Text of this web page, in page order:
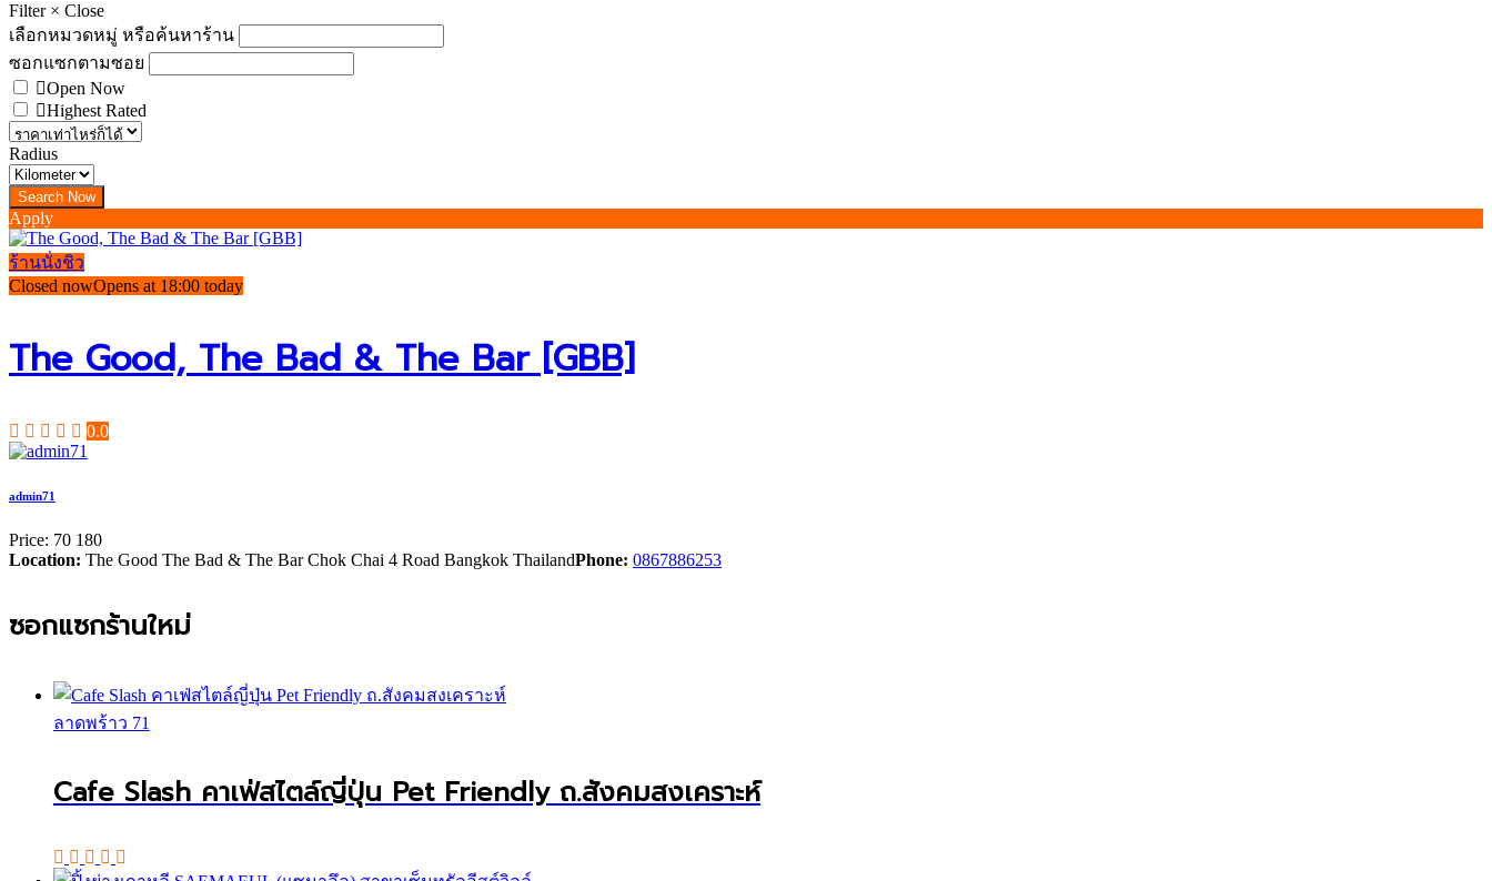
Filter × Close
เลือกหมวดหมู่ หรือค้นหาร้าน
ซอกแซกตามซอย
Open Now
Highest Rated
Radius
Apply
ร้านนั่งชิว
Closed nowOpens at 18:00 today
The Good, The Bad & The Bar [GBB]
0.0
admin71
Price: 70 180
Location: The Good The Bad & The Bar Chok Chai 4 Road Bangkok ThailandPhone: 0867886253
ซอกแซกร้านใหม่
ลาดพร้าว 71
Cafe Slash คาเฟ่สไตล์ญี่ปุ่น Pet Friendly ถ.สังคมสงเคราะห์